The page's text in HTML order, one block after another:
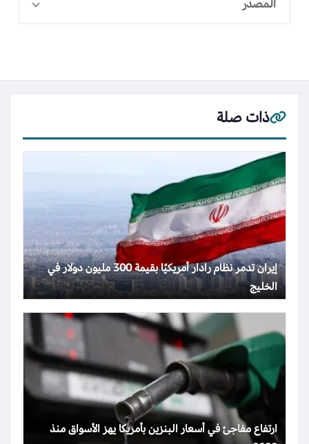
المصدر
ذات صلة
إيران تدمر نظام رادار أمريكيًا بقيمة 300 مليون دولار في
الخليج
ارتفاع مفاجئ في أسعار البنزين بأمريكا يهز الأسواق منذ